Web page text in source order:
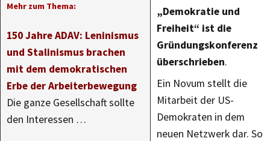
Mehr zum Thema:
150 Jahre ADAV: Leninismus
und Stalinismus brachen
mit dem demokratischen
Erbe der Arbeiterbewegung
Die ganze Gesellschaft sollte
den Interessen …
„Demokratie und
Freiheit“ ist die
Gründungskonferenz
überschrieben.
Ein Novum stellt die
Mitarbeit der US-
Demokraten in dem
neuen Netzwerk dar. So